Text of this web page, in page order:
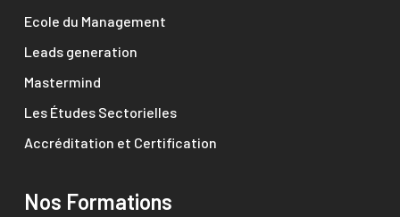
Ecole du Management
Leads generation
Mastermind
Les Études Sectorielles
Accréditation et Certification
Nos Formations